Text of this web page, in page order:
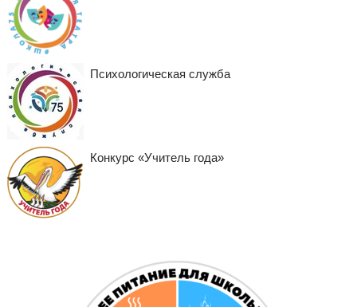
Психологическая служба
Конкурс «Учитель года»